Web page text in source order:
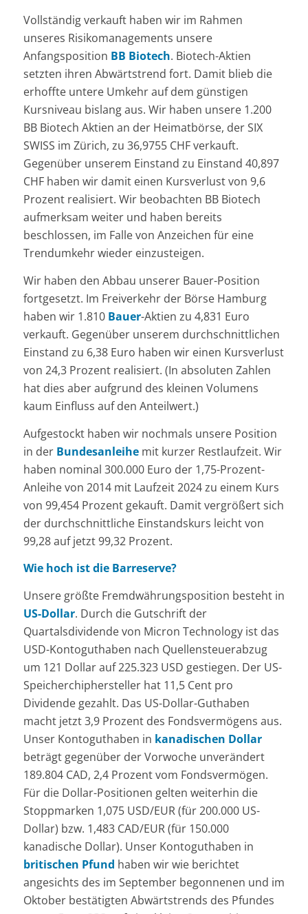
Vollständig verkauft haben wir im Rahmen
unseres Risikomanagements unsere
Anfangsposition BB Biotech. Biotech-Aktien
setzten ihren Abwärtstrend fort. Damit blieb die
erhoffte untere Umkehr auf dem günstigen
Kursniveau bislang aus. Wir haben unsere 1.200
BB Biotech Aktien an der Heimatbörse, der SIX
SWISS im Zürich, zu 36,9755 CHF verkauft.
Gegenüber unserem Einstand zu Einstand 40,897
CHF haben wir damit einen Kursverlust von 9,6
Prozent realisiert. Wir beobachten BB Biotech
aufmerksam weiter und haben bereits
beschlossen, im Falle von Anzeichen für eine
Trendumkehr wieder einzusteigen.
Wir haben den Abbau unserer Bauer-Position
fortgesetzt. Im Freiverkehr der Börse Hamburg
haben wir 1.810 Bauer-Aktien zu 4,831 Euro
verkauft. Gegenüber unserem durchschnittlichen
Einstand zu 6,38 Euro haben wir einen Kursverlust
von 24,3 Prozent realisiert. (In absoluten Zahlen
hat dies aber aufgrund des kleinen Volumens
kaum Einfluss auf den Anteilwert.)
Aufgestockt haben wir nochmals unsere Position
in der Bundesanleihemit kurzer Restlaufzeit. Wir
haben nominal 300.000 Euro der 1,75-Prozent-
Anleihe von 2014 mit Laufzeit 2024 zu einem Kurs
von 99,454 Prozent gekauft. Damit vergrößert sich
der durchschnittliche Einstandskurs leicht von
99,28 auf jetzt 99,32 Prozent.
Wie hoch ist die Barreserve?
Unsere größte Fremdwährungsposition besteht in
US-Dollar. Durch die Gutschrift der
Quartalsdividende von Micron Technology ist das
USD-Kontoguthaben nach Quellensteuerabzug
um 121 Dollar auf 225.323 USD gestiegen. Der US-
Speicherchiphersteller hat 11,5 Cent pro
Dividende gezahlt. Das US-Dollar-Guthaben
macht jetzt 3,9 Prozent des Fondsvermögens aus.
Unser Kontoguthaben in kanadischen Dollar
beträgt gegenüber der Vorwoche unverändert
189.804 CAD, 2,4 Prozent vom Fondsvermögen.
Für die Dollar-Positionen gelten weiterhin die
Stoppmarken 1,075 USD/EUR (für 200.000 US-
Dollar) bzw. 1,483 CAD/EUR (für 150.000
kanadische Dollar). Unser Kontoguthaben in
britischen Pfund haben wir wie berichtet
angesichts des im September begonnenen und im
Oktober bestätigten Abwärtstrends des Pfundes